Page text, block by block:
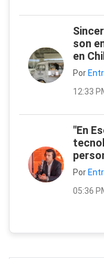
son
en
Por
12:33
"En
Por
05:36